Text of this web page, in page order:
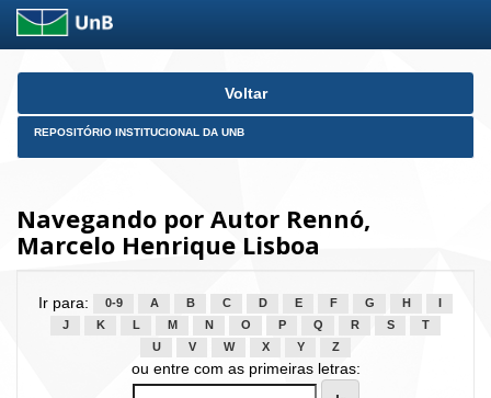
Skip
Voltar
REPOSITÓRIO INSTITUCIONAL DA UNB
Navegando por Autor Rennó,
Marcelo Henrique Lisboa
Ir para: 0-9 A B C D E F G H
J
K L M N O P Q R S
T
U
V W X Y Z
ou entre com as primeiras letras: